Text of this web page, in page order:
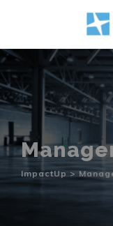
ImpactUp >